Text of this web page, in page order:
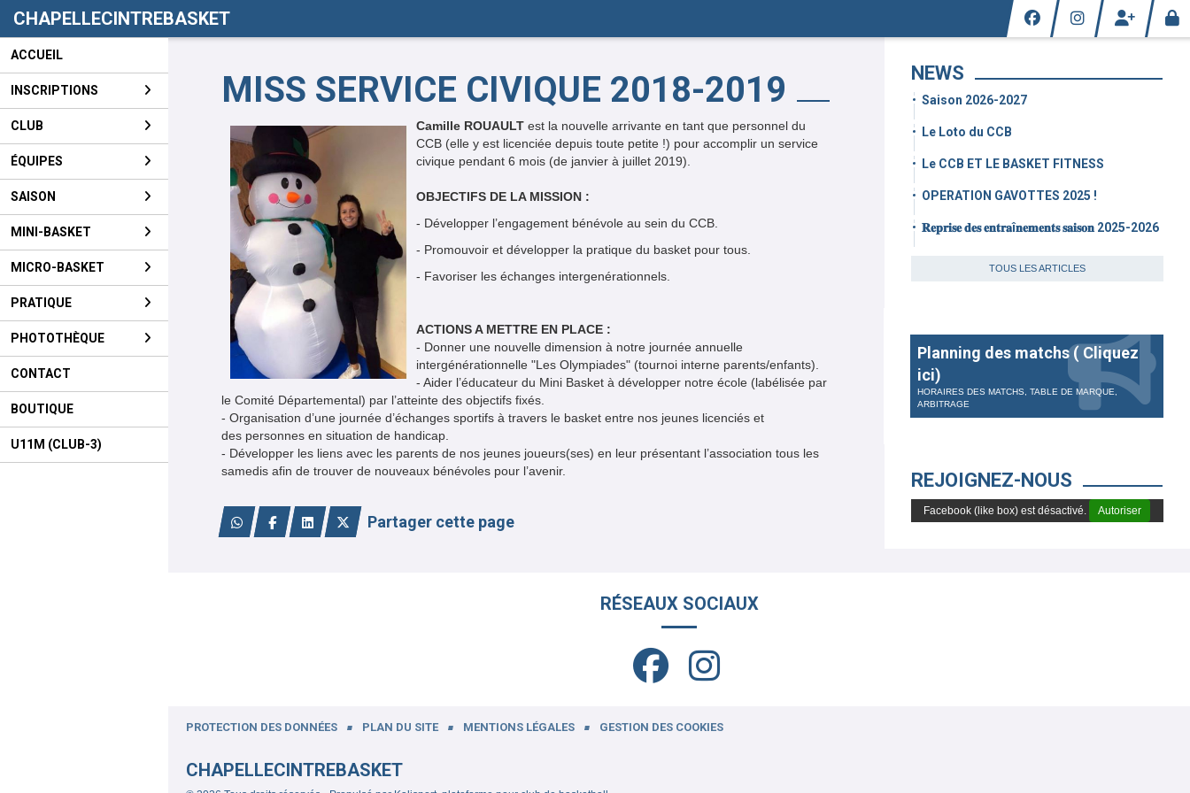
CHAPELLECINTREBASKET
ACCUEIL
INSCRIPTIONS
CLUB
ÉQUIPES
SAISON
MINI-BASKET
MICRO-BASKET
PRATIQUE
PHOTOTHÈQUE
CONTACT
BOUTIQUE
U11M (CLUB-3)
MISS SERVICE CIVIQUE 2018-2019
Camille ROUAULT est la nouvelle arrivante en tant que personnel du
CCB (elle y est licenciée depuis toute petite !) pour accomplir un service
civique pendant 6 mois (de janvier à juillet 2019).
OBJECTIFS DE LA MISSION :
- Développer l’engagement bénévole au sein du CCB.
- Promouvoir et développer la pratique du basket pour tous.
- Favoriser les échanges intergenérationnels.
ACTIONS A METTRE EN PLACE :
- Donner une nouvelle dimension à notre journée annuelle
intergénérationnelle "Les Olympiades" (tournoi interne parents/enfants).
- Aider l’éducateur du Mini Basket à développer notre école (labélisée par
le Comité Départemental) par l’atteinte des objectifs fixés.
- Organisation d’une journée d’échanges sportifs à travers le basket entre nos jeunes licenciés et
des personnes en situation de handicap.
- Développer les liens avec les parents de nos jeunes joueurs(ses) en leur présentant l’association tous les
samedis afin de trouver de nouveaux bénévoles pour l’avenir.
Partager cette page
NEWS
Saison 2026-2027
Le Loto du CCB
Le CCB ET LE BASKET FITNESS
OPERATION GAVOTTES 2025 !
𝐑𝐞𝐩𝐫𝐢𝐬𝐞 𝐝𝐞𝐬 𝐞𝐧𝐭𝐫𝐚î𝐧𝐞𝐦𝐞𝐧𝐭𝐬 𝐬𝐚𝐢𝐬𝐨𝐧 2025-2026
TOUS LES ARTICLES
Planning des matchs ( Cliquez
ici)
HORAIRES DES MATCHS, TABLE DE MARQUE,
ARBITRAGE
REJOIGNEZ-NOUS
Facebook (like box) est désactivé. Autoriser
RÉSEAUX SOCIAUX
PROTECTION DES DONNÉES PLAN DU SITE MENTIONS LÉGALES GESTION DES COOKIES
CHAPELLECINTREBASKET
Panneau de gestion des cookies